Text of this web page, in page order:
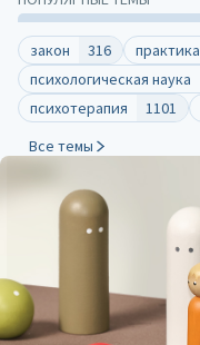
закон 316 практика
психологическая наука
психотерапия
1101
Все темы